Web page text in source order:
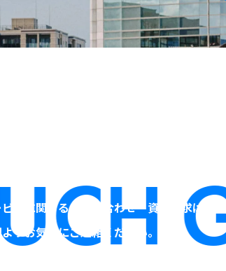
スに関するお問い合わせ・資料請求は、
りお気軽にご連絡ください。